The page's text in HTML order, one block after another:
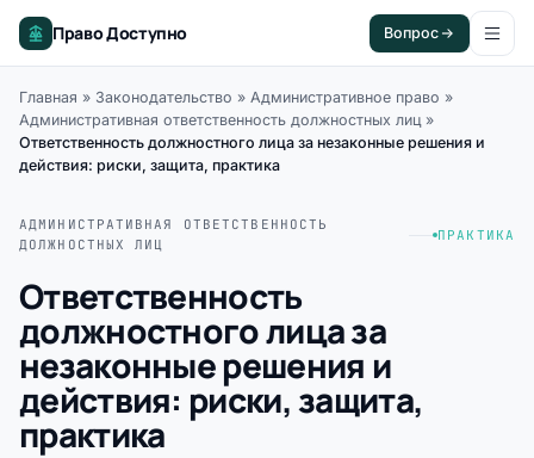
Право Доступно Вопрос
Главная » Законодательство » Административное право »
Административная ответственность должностных лиц»
Ответственность должностного лица за незаконные решения и
действия: риски, защита, практика
АДМИНИСТРАТИВНАЯ ОТВЕТСТВЕННОСТЬ
ДОЛЖНОСТНЫХ ЛИЦ
ПРАКТИКА
Ответственность
должностного лица за
незаконные решения и
действия: риски, защита,
практика